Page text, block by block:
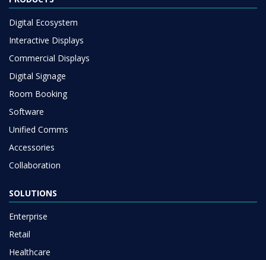
Digital Ecosystem
Interactive Displays
Commercial Displays
Digital Signage
Room Booking
Software
Unified Comms
Accessories
Collaboration
SOLUTIONS
Enterprise
Retail
Healthcare